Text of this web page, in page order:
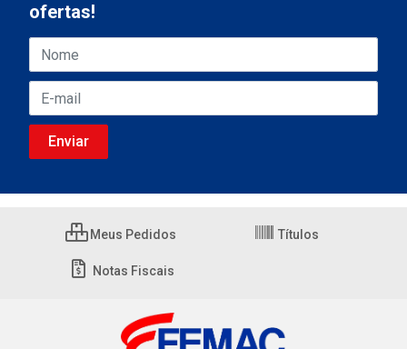
ofertas!
Meus Pedidos Títulos
Notas Fiscais